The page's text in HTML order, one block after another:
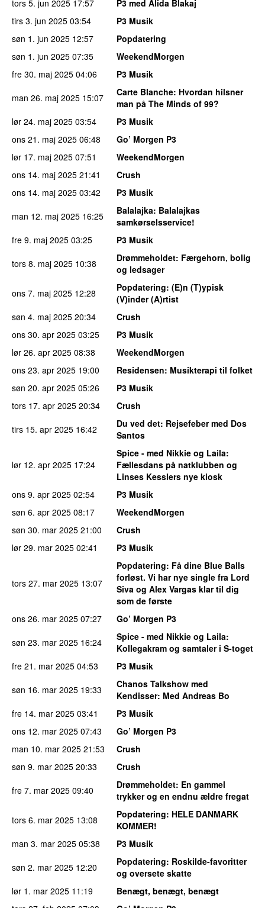
tors 5. jun 2025 17:57
P3 med Alida Blakaj
tirs 3. jun 2025 03:54
P3 Musik
søn 1. jun 2025 12:57
Popdatering
søn 1. jun 2025 07:35
WeekendMorgen
fre 30. maj 2025 04:06
P3 Musik
man 26. maj 2025 15:07 Carte Blanche: Hvordan hilsner
man på The Minds of 99?
lør 24. maj 2025 03:54
P3 Musik
ons 21. maj 2025 06:48
Go’ Morgen P3
lør 17. maj 2025 07:51
WeekendMorgen
ons 14. maj 2025 21:41
Crush
ons 14. maj 2025 03:42
P3 Musik
man 12. maj 2025 16:25 Balalajka: Balalajkas
samkørselsservice!
fre 9. maj 2025 03:25
P3 Musik
tors 8. maj 2025 10:38 Drømmeholdet: Færgehorn, bolig
og ledsager
ons 7. maj 2025 12:28 Popdatering: (E)n (T)ypisk
(V)inder (A)rtist
søn 4. maj 2025 20:34
Crush
ons 30. apr 2025 03:25
P3 Musik
lør 26. apr 2025 08:38
WeekendMorgen
ons 23. apr 2025 19:00 Residensen: Musikterapi til folket
søn 20. apr 2025 05:26
P3 Musik
tors 17. apr 2025 20:34
Crush
tirs 15. apr 2025 16:42 Du ved det: Rejsefeber med Dos
Santos
lør 12. apr 2025 17:24
Spice - med Nikkie og Laila:
Fællesdans på natklubben og
Linses Kesslers nye kiosk
ons 9. apr 2025 02:54
P3 Musik
søn 6. apr 2025 08:17
WeekendMorgen
søn 30. mar 2025 21:00
Crush
lør 29. mar 2025 02:41 P3 Musik
tors 27. mar 2025 13:07
Popdatering: Få dine Blue Balls
forløst. Vi har nye single fra Lord
Siva og Alex Vargas klar til dig
som de første
ons 26. mar 2025 07:27
Go’ Morgen P3
søn 23. mar 2025 16:24 Spice - med Nikkie og Laila:
Kollegakram og samtaler i S-toget
fre 21. mar 2025 04:53
P3 Musik
søn 16. mar 2025 19:33
Chanos Talkshow med
Kendisser: Med Andreas Bo
fre 14. mar 2025 03:41
P3 Musik
ons 12. mar 2025 07:43
Go’ Morgen P3
man 10. mar 2025 21:53
Crush
søn 9. mar 2025 20:33
Crush
fre 7. mar 2025 09:40 Drømmeholdet: En gammel
trykker og en endnu ældre fregat
tors 6. mar 2025 13:08 Popdatering: HELE DANMARK
KOMMER!
man 3. mar 2025 05:38
P3 Musik
søn 2. mar 2025 12:20 Popdatering: Roskilde-favoritter
og oversete skatte
lør 1. mar 2025 11:19
Benægt, benægt, benægt